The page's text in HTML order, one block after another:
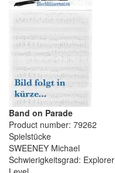
Band on Parade
Product number: 79262
Spielstücke
SWEENEY Michael
Schwierigkeitsgrad: Explorer